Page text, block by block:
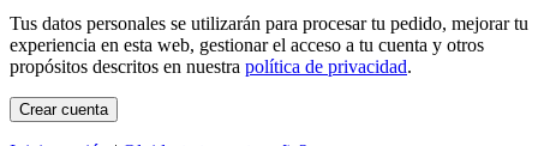
Tus datos personales se utilizarán para procesar tu pedido, mejorar tu
experiencia en esta web, gestionar el acceso a tu cuenta y otros
propósitos descritos en nuestra política de privacidad.